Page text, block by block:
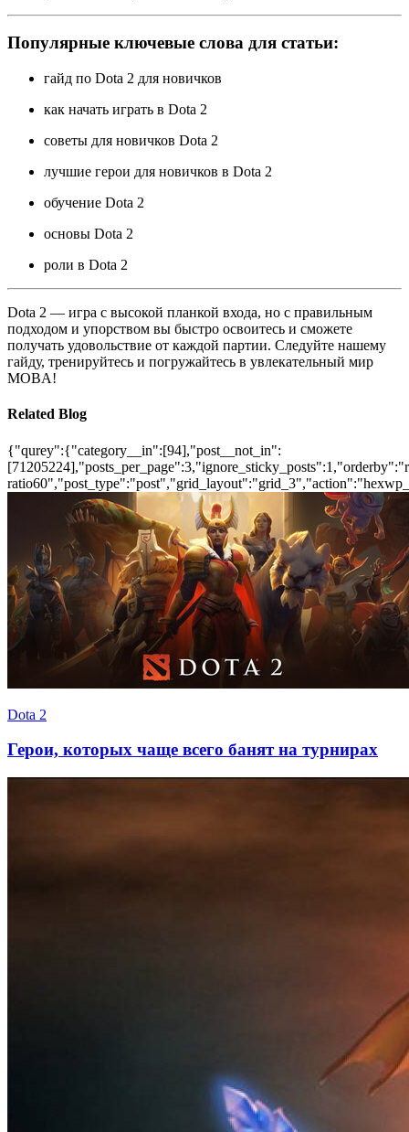
Популярные ключевые слова для статьи:
гайд по Dota 2 для новичков
как начать играть в Dota 2
советы для новичков Dota 2
лучшие герои для новичков в Dota 2
обучение Dota 2
основы Dota 2
роли в Dota 2
Dota 2 — игра с высокой планкой входа, но с правильным
подходом и упорством вы быстро освоитесь и сможете
получать удовольствие от каждой партии. Следуйте нашему
гайду, тренируйтесь и погружайтесь в увлекательный мир
MOBA!
Related Blog
{"qurey":{"category__in":[94],"post__not_in":
Dota 2
Герои, которых чаще всего банят на турнирах